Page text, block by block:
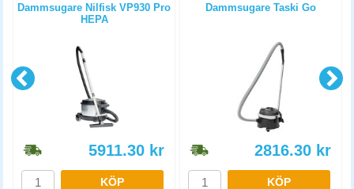
Dammsugare Nilfisk VP930 Pro
HEPA
5911.30 kr
KÖP
Dammsugare Taski Go
2816.30 kr
KÖP